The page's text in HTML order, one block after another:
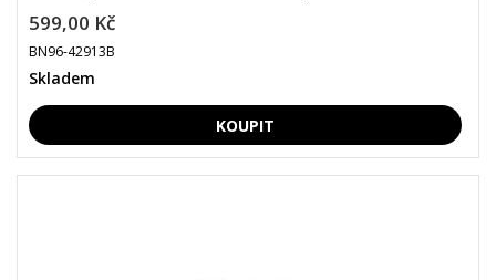
599,00 Kč
BN96-42913B
Skladem